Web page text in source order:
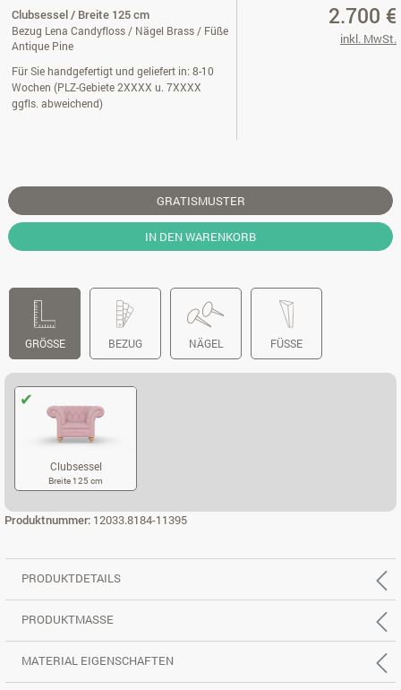
Clubsessel / Breite 125 cm
Bezug Lena Candyfloss / Nägel Brass / Füße
Antique Pine
Für Sie handgefertigt und geliefert in: 8-10
Wochen (PLZ-Gebiete 2XXXX u. 7XXXX
ggfls. abweichend)
2.700 €
inkl. MwSt.
GRATISMUSTER
IN DEN WARENKORB
GRÖSSE BEZUG NÄGEL FÜSSE
Clubsessel
Breite 125 cm
Produktnummer: 12033.8184-11395
PRODUKTDETAILS
PRODUKTMASSE
MATERIAL EIGENSCHAFTEN